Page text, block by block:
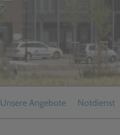
Unsere Angebote Notdienst